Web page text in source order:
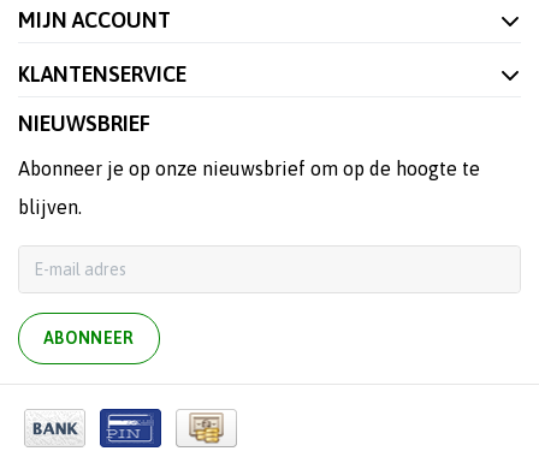
MIJN ACCOUNT
KLANTENSERVICE
NIEUWSBRIEF
Abonneer je op onze nieuwsbrief om op de hoogte te
blijven.
ABONNEER